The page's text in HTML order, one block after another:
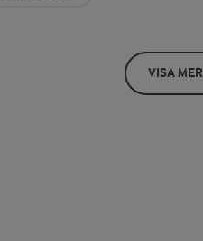
VISA MER